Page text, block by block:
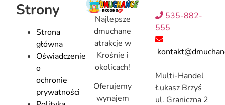
Strony
Strona
główna
Oświadczenie
o
ochronie
prywatności
Najlepsze
dmuchane
atrakcje w
Krośnie i
okolicach!
Oferujemy
wynajem
535-882-
555
Multi-Handel
Łukasz Brzyś
ul. Graniczna 2